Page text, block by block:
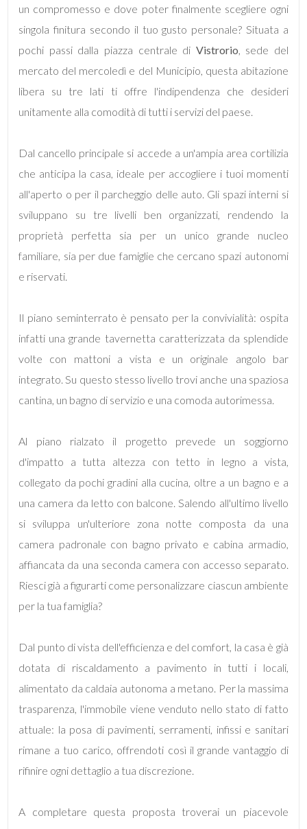
un compromesso e dove poter finalmente scegliere ogni
singola finitura secondo il tuo gusto personale? Situata a
pochi passi dalla piazza centrale di Vistrorio, sede del
mercato del mercoledì e del Municipio, questa abitazione
libera su tre lati ti offre l'indipendenza che desideri
unitamente alla comodità di tutti i servizi del paese.
Dal cancello principale si accede a un'ampia area cortilizia
che anticipa la casa, ideale per accogliere i tuoi momenti
all'aperto o per il parcheggio delle auto. Gli spazi interni si
sviluppano su tre livelli ben organizzati, rendendo la
proprietà perfetta sia per un unico grande nucleo
familiare, sia per due famiglie che cercano spazi autonomi
e riservati.
Il piano seminterrato è pensato per la convivialità: ospita
infatti una grande tavernetta caratterizzata da splendide
volte con mattoni a vista e un originale angolo bar
integrato. Su questo stesso livello trovi anche una spaziosa
cantina, un bagno di servizio e una comoda autorimessa.
Al piano rialzato il progetto prevede un soggiorno
d'impatto a tutta altezza con tetto in legno a vista,
collegato da pochi gradini alla cucina, oltre a un bagno e a
una camera da letto con balcone. Salendo all'ultimo livello
si sviluppa un'ulteriore zona notte composta da una
camera padronale con bagno privato e cabina armadio,
affiancata da una seconda camera con accesso separato.
Riesci già a figurarti come personalizzare ciascun ambiente
per la tua famiglia?
Dal punto di vista dell'efficienza e del comfort, la casa è già
dotata di riscaldamento a pavimento in tutti i locali,
alimentato da caldaia autonoma a metano. Per la massima
trasparenza, l'immobile viene venduto nello stato di fatto
attuale: la posa di pavimenti, serramenti, infissi e sanitari
rimane a tuo carico, offrendoti così il grande vantaggio di
rifinire ogni dettaglio a tua discrezione.
A completare questa proposta troverai un piacevole
Locali
minimi
Qualsiasi
2
3
Bagni
minimi
2
3
4
5+
Camere
minime
Qualsiasi
1